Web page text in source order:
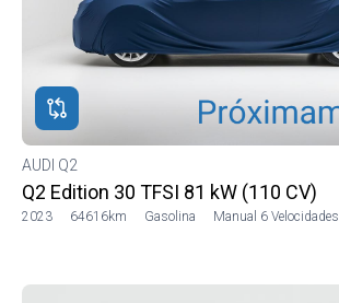
AUDI Q2
Q2 Edition 30 TFSI 81 kW (110 CV)
2023 64616km Gasolina Manual 6 Velocidades